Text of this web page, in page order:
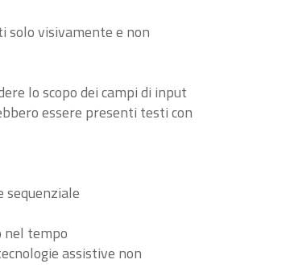
visivamente e non
lo scopo dei campi di input
essere presenti testi con
sequenziale
nel tempo
assistive non